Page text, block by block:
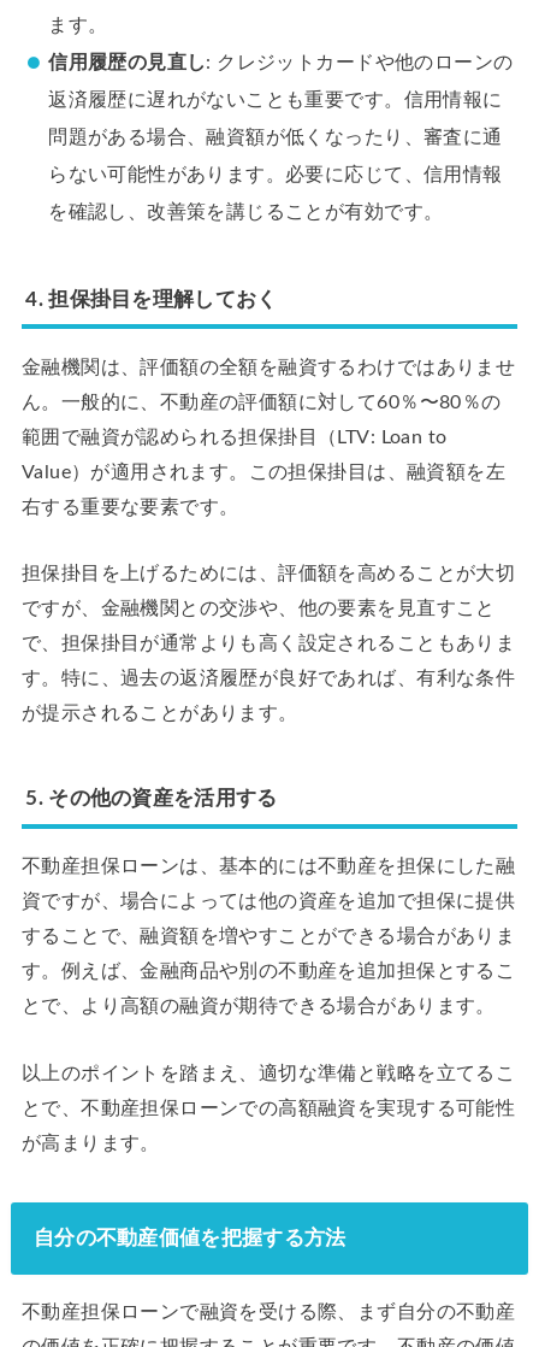
ます。
信用履歴の見直し: クレジットカードや他のローンの
返済履歴に遅れがないことも重要です。信用情報に
問題がある場合、融資額が低くなったり、審査に通
らない可能性があります。必要に応じて、信用情報
を確認し、改善策を講じることが有効です。
4. 担保掛目を理解しておく
金融機関は、評価額の全額を融資するわけではありませ
ん。一般的に、不動産の評価額に対して60％〜80％の
範囲で融資が認められる担保掛目（LTV: Loan to
Value）が適用されます。この担保掛目は、融資額を左
右する重要な要素です。
担保掛目を上げるためには、評価額を高めることが大切
ですが、金融機関との交渉や、他の要素を見直すこと
で、担保掛目が通常よりも高く設定されることもありま
す。特に、過去の返済履歴が良好であれば、有利な条件
が提示されることがあります。
5. その他の資産を活用する
不動産担保ローンは、基本的には不動産を担保にした融
資ですが、場合によっては他の資産を追加で担保に提供
することで、融資額を増やすことができる場合がありま
す。例えば、金融商品や別の不動産を追加担保とするこ
とで、より高額の融資が期待できる場合があります。
以上のポイントを踏まえ、適切な準備と戦略を立てるこ
とで、不動産担保ローンでの高額融資を実現する可能性
が高まります。
自分の不動産価値を把握する方法
不動産担保ローンで融資を受ける際、まず自分の不動産